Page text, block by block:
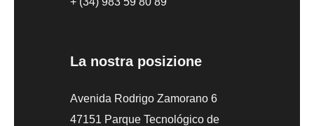
La nostra posizione
Avenida Rodrigo Zamorano 6
47151 Parque Tecnológico de